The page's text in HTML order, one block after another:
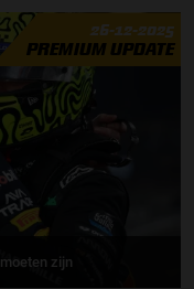
26-12-2025
PREMIUM UPDATE
zijn